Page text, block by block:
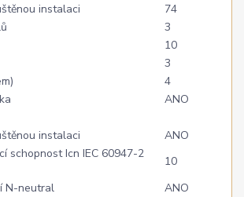
instalaci
74
3
10
3
4
ANO
instalaci
ANO
schopnost Icn IEC 60947-2
10
N-neutral
ANO